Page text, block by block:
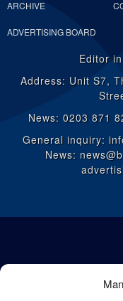
ARCHIVE
ADVERTISING BOARD
Editor
Address: Unit S7,
News: 0203 871
General inquiry:
News: